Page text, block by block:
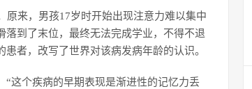
原来，男孩17岁时开始出现注意力难以集中
到了末位，最终无法完成学业，不得不退
者，改写了世界对该病发病年龄的认识。
这个疾病的早期表现是渐进性的记忆力丢